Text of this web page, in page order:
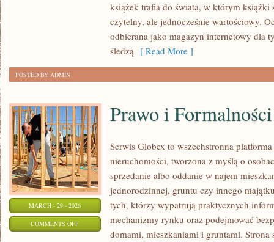
LITERACKAksiążek trafia do świata, w którym książki
czytelny, ale jednocześnie wartościowy.
odbierana jako magazyn internetowy dla
śledzą [ Read More ]
POSTED BY ADMIN
MARCH - 29 - 2026
COMMENTS OFFON
Prawo i Formalności
Serwis Globex to wszechstronna
nieruchomości, tworzona z myślą o
sprzedanie albo oddanie w najem
jednorodzinnej, gruntu czy innego
tych, którzy wypatrują praktycznych
mechanizmy rynku oraz podejmować
domami, mieszkaniami i gruntami. Strona